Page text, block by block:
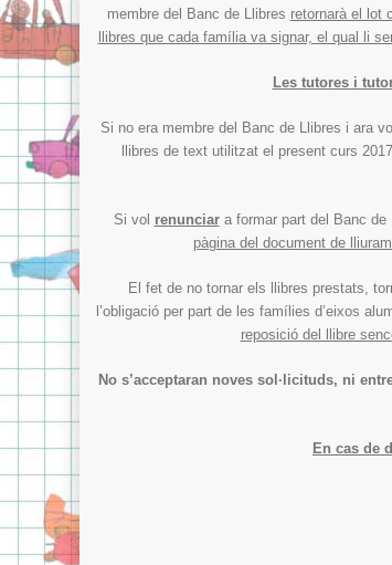
membre del Banc de Llibres retornarà el lot
llibres que cada família va signar, el qual li
Les tutores i
Si no era membre del Banc de Llibres i ara
llibres de text utilitzat el present curs
Si vol renunciara formar part del Banc de
pàgina del document de
El fet de no tornar els llibres prestats,
l’obligació per part de les famílies d’eixos
reposició del llibre
No s’acceptaran noves sol·licituds, ni
En cas de